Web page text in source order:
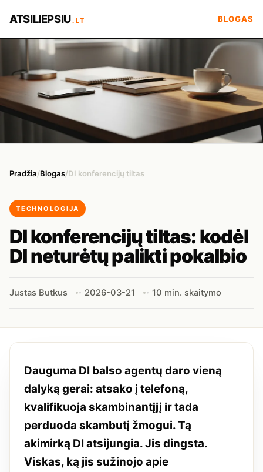
ATSILIEPSIU.LT BLOGAS
Pradžia/Blogas/DI konferencijų tiltas
TECHNOLOGIJA
DI konferencijų tiltas: kodėl
DI neturėtų palikti pokalbio
Justas Butkus 2026-03-21 10 min. skaitymo
Dauguma DI balso agentų daro vieną
dalyką gerai: atsako į telefoną,
kvalifikuoja skambinantįjį ir tada
perduoda skambutį žmogui. Tą
akimirką DI atsijungia. Jis dingsta.
Viskas, ką jis sužinojo apie